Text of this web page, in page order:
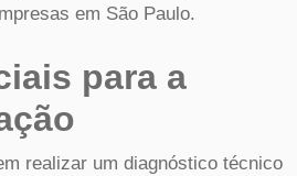
em São Paulo.
para a
realizar um diagnóstico técnico